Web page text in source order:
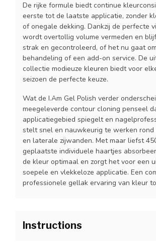
De rijke formule biedt continue
eerste tot de laatste applicatie, zonder
of onegale dekking. Dankzij de perfecte
wordt overtollig volume vermeden en
strak en gecontroleerd, of het nu gaat
behandeling of een add-on service. De
collectie modieuze kleuren biedt voor
seizoen de perfecte keuze.
Wat de I.Am Gel Polish verder
meegeleverde contour cloning penseel
applicatiegebied spiegelt en
stelt snel en nauwkeurig te werken rond
en laterale zijwanden. Met maar liefst
geplaatste individuele haartjes
de kleur optimaal en zorgt het voor een
soepele en vlekkeloze applicatie. Een
professionele gellak ervaring van kleur
Instructions